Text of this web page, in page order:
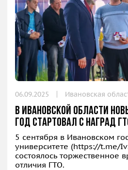
06.09.2025 Ивановская
В Ивановской области
год стартовал с наград
5 сентября в Ивановском
университете (https://t.me/
состоялось торжественное
отличия ГТО.